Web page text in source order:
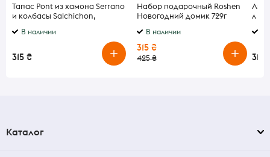
Тапас Pont из хамона Serrano
и колбасы Salchichon,
В наличии
315 ₴
Набор подарочный Roshen
Новогодний домик 729г
В наличии
315 ₴
425 ₴
л
315
Каталог